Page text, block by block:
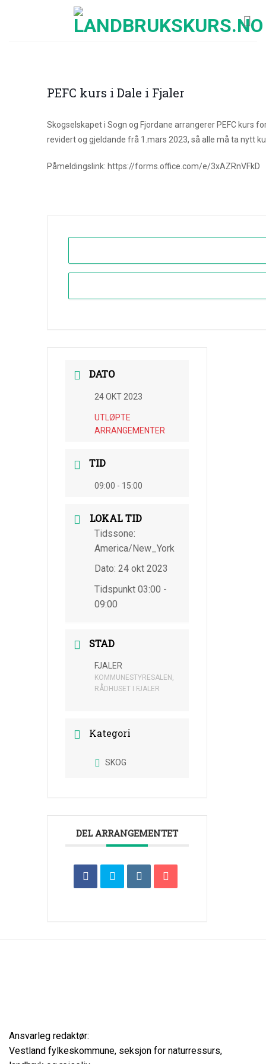
PEFC kurs i Dale i Fjaler
Skogselskapet i Sogn og Fjordane arrangerer PEFC kurs
revidert og gjeldande frå 1.mars 2023, så alle må ta nytt
Påmeldingslink: https://forms.office.com/e/3xAZRnVFkD
DATO
24 OKT 2023
UTLØPTE
ARRANGEMENTER
TID
09:00 - 15:00
LOKAL TID
Tidssone:
America/New_York
Dato: 24 okt 2023
Tidspunkt 03:00 -
09:00
STAD
FJALER
KOMMUNESTYRESALEN,
RÅDHUSET I FJALER
Kategori
SKOG
DEL ARRANGEMENTET
Ansvarleg redaktør:
Vestland fylkeskommune, seksjon for naturressurs,